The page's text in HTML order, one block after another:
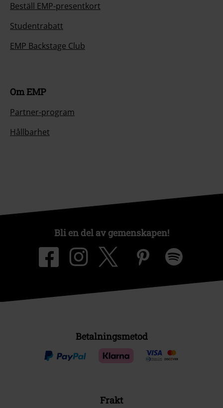
Beställ EMP-presentkort
Studentrabatt
EMP Backstage Club
Om EMP
Partner-program
Hållbarhet
Bli en del av gemenskapen!
Betalningsmetod
Frakt